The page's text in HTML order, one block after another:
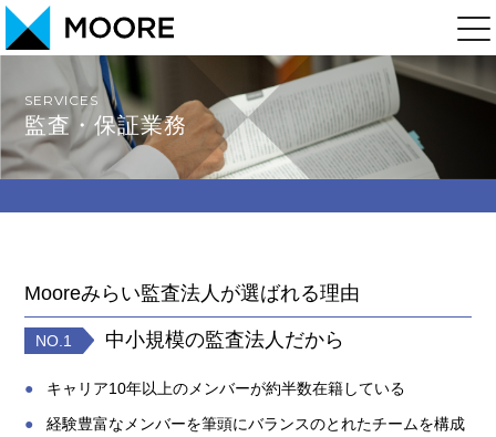
SERVICES
監査・保証業務
Mooreみらい監査法人が選ばれる理由
NO.1 中小規模の監査法人だから
キャリア10年以上のメンバーが約半数在籍している
経験豊富なメンバーを筆頭にバランスのとれたチームを構成